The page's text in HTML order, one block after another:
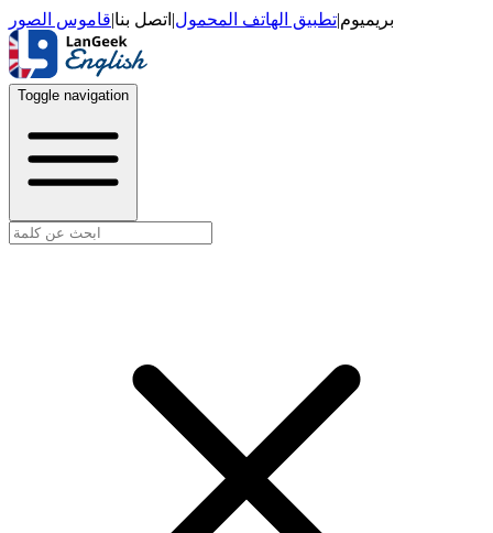
بريميوم|تطبيق الهاتف المحمول| اتصل بنا|قاموس الصور
Toggle navigation